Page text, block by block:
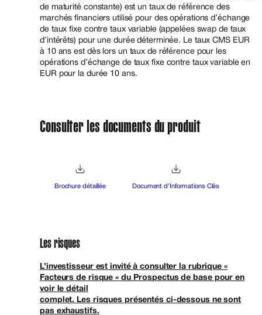
de maturité constante) est un taux de référence des
marchés financiers utilisé pour des opérations d’échange
de taux fixe contre taux variable (appelées swap de taux
d’intérêts) pour une durée déterminée. Le taux CMS EUR
à 10 ans est dès lors un taux de référence pour les
opérations d’échange de taux fixe contre taux variable en
EUR pour la durée 10 ans.
Consulter les documents du produit
Brochure détaillée Document d’Informations Clés
Les risques
L’investisseur est invité à consulter la rubrique «
Facteurs de risque » du Prospectus de base pour en
voir le détail
complet. Les risques présentés ci-dessous ne sont
pas exhaustifs.